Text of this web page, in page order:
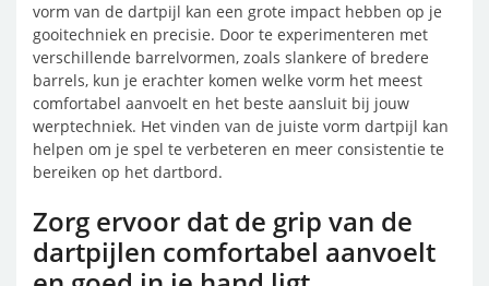
vorm van de dartpijl kan een grote impact hebben op je
gooitechniek en precisie. Door te experimenteren met
verschillende barrelvormen, zoals slankere of bredere
barrels, kun je erachter komen welke vorm het meest
comfortabel aanvoelt en het beste aansluit bij jouw
werptechniek. Het vinden van de juiste vorm dartpijl kan
helpen om je spel te verbeteren en meer consistentie te
bereiken op het dartbord.
Zorg ervoor dat de grip van de
dartpijlen comfortabel aanvoelt